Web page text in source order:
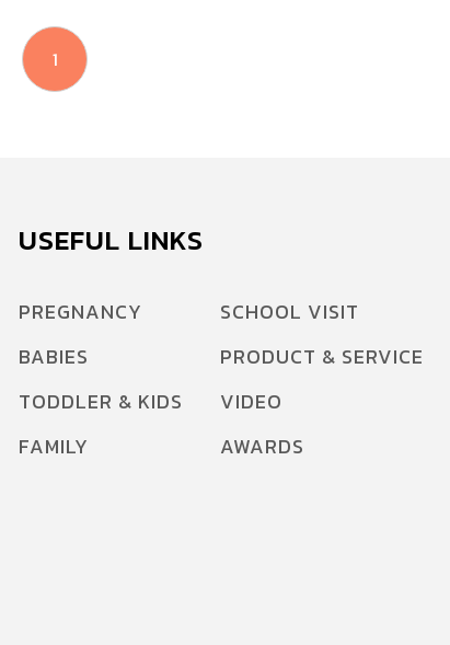
1
USEFUL LINKS
PREGNANCY
BABIES
TODDLER & KIDS
FAMILY
SCHOOL VISIT
PRODUCT & SERVICE
VIDEO
AWARDS